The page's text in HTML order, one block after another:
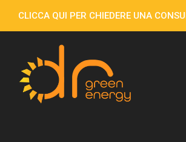
CLICCA QUI PER CHIEDERE UNA